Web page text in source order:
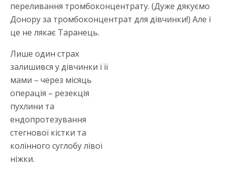
переливання тромбоконцентрату. (Дуже дякуємо
Донору за тромбоконцентрат для дівчинки!) Але і
це не лякає Таранець.
Лише один страх
залишився у дівчинки і її
мами – через місяць
операція – резекція
пухлини та
ендопротезування
стегнової кістки та
колінного суглобу лівої
ніжки.